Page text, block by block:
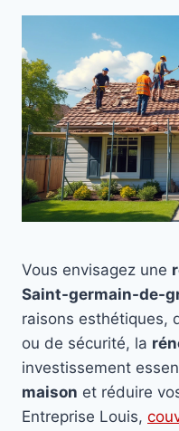
Vous envisagez une
Saint-germain-de-
raisons esthétiques,
ou de sécurité, la
investissement
maison et réduire
Entreprise Louis,